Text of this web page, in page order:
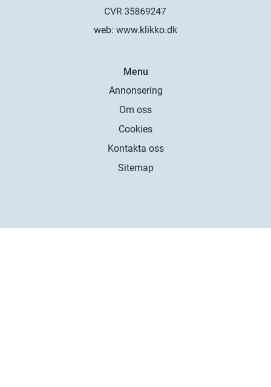
web: www.klikko.dk
Menu
Annonsering
Om oss
Cookies
Kontakta oss
Sitemap